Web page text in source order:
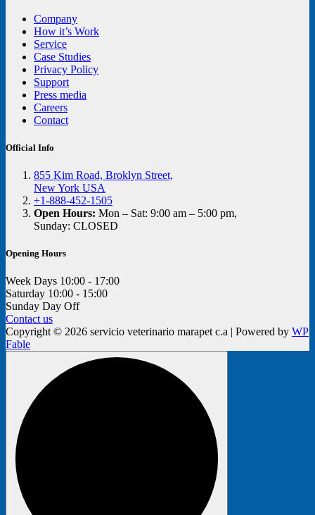
Company
How it’s Work
Service
Case Studies
Privacy Policy
Support
Press media
Careers
Contact
Official Info
855 Kim Road, Broklyn Street,
New York USA
+1-888-452-1505
Open Hours: Mon – Sat: 9:00 am – 5:00 pm,
Sunday: CLOSED
Opening Hours
Week Days 10:00 - 17:00
Saturday 10:00 - 15:00
Sunday Day Off
Contact us
Copyright © 2026 servicio veterinario marapet c.a | Powered by WP
Fable